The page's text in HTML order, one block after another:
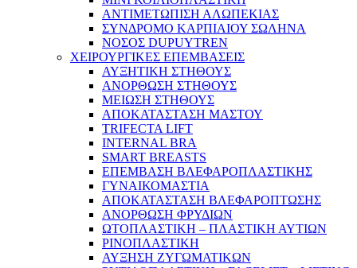
ΑΝΤΙΜΕΤΩΠΙΣΗ ΑΛΩΠΕΚΙΑΣ
ΣΥΝΔΡΟΜΟ ΚΑΡΠΙΑΙΟΥ ΣΩΛΗΝΑ
ΝΟΣΟΣ DUPUYTREN
ΧΕΙΡΟΥΡΓΙΚΕΣ ΕΠΕΜΒΑΣΕΙΣ
ΑΥΞΗΤΙΚΗ ΣΤΗΘΟΥΣ
ΑΝΟΡΘΩΣΗ ΣΤΗΘΟΥΣ
ΜΕΙΩΣΗ ΣΤΗΘΟΥΣ
ΑΠΟΚΑΤΑΣΤΑΣΗ ΜΑΣΤΟΥ
TRIFECTA LIFT
INTERNAL BRA
SMART BREASTS
ΕΠΕΜΒΑΣΗ ΒΛΕΦΑΡΟΠΛΑΣΤΙΚΗΣ
ΓΥΝΑΙΚΟΜΑΣΤΙΑ
ΑΠΟΚΑΤΑΣΤΑΣΗ ΒΛΕΦΑΡΟΠΤΩΣΗΣ
ΑΝΟΡΘΩΣΗ ΦΡΥΔΙΩΝ
ΩΤΟΠΛΑΣΤΙΚΗ – ΠΛΑΣΤΙΚΗ ΑΥΤΙΩΝ
ΡΙΝΟΠΛΑΣΤΙΚΗ
ΑΥΞΗΣΗ ΖΥΓΩΜΑΤΙΚΩΝ